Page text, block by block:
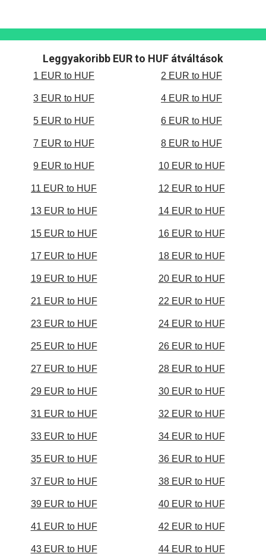
Leggyakoribb EUR to HUF átváltások
1 EUR to HUF 2 EUR to HUF
3 EUR to HUF 4 EUR to HUF
5 EUR to HUF 6 EUR to HUF
7 EUR to HUF 8 EUR to HUF
9 EUR to HUF 10 EUR to HUF
11 EUR to HUF 12 EUR to HUF
13 EUR to HUF 14 EUR to HUF
15 EUR to HUF 16 EUR to HUF
17 EUR to HUF 18 EUR to HUF
19 EUR to HUF 20 EUR to HUF
21 EUR to HUF 22 EUR to HUF
23 EUR to HUF 24 EUR to HUF
25 EUR to HUF 26 EUR to HUF
27 EUR to HUF 28 EUR to HUF
29 EUR to HUF 30 EUR to HUF
31 EUR to HUF 32 EUR to HUF
33 EUR to HUF 34 EUR to HUF
35 EUR to HUF 36 EUR to HUF
37 EUR to HUF 38 EUR to HUF
39 EUR to HUF 40 EUR to HUF
41 EUR to HUF 42 EUR to HUF
43 EUR to HUF 44 EUR to HUF